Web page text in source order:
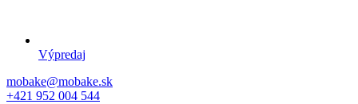
Výpredaj
mobake@mobake.sk
+421 952 004 544